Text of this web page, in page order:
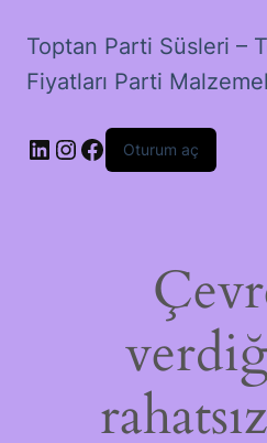
Toptan Parti Süsleri –
Fiyatları Parti
LinkedIn
Instagram
Facebook
Oturum aç